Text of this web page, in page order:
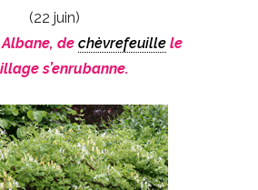
(22 juin)
de chèvrefeuille le
s’enrubanne.